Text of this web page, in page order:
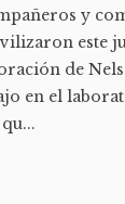
y
este
de
en el